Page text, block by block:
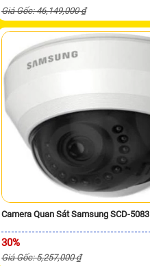
Giá Gốc: 46,149,000 ₫
Camera Quan Sát Samsung SCD-
30%
Giá Gốc: 5,257,000 ₫